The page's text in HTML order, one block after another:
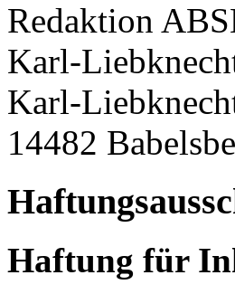
Redaktion
Karl-
Karl-
14482
Haftung für